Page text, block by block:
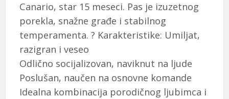
Canario, star 15 meseci. Pas je izuzetnog
porekla, snažne građe i stabilnog
temperamenta. ? Karakteristike: Umiljat,
razigran i veseo
Odlično socijalizovan, naviknut na ljude
Poslušan, naučen na osnovne komande
Idealna kombinacija porodičnog ljubimca i